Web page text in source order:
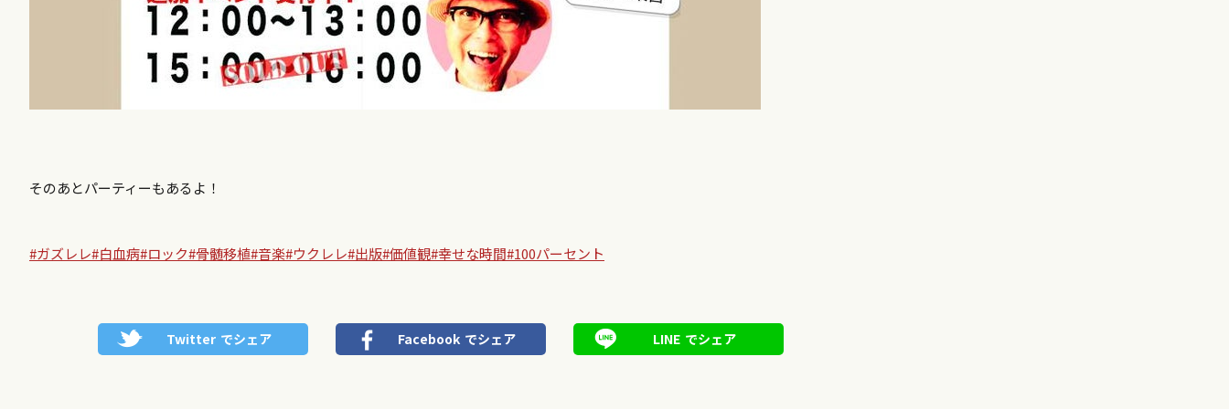
そのあとパーティーもあるよ！
#ガズレレ#白血病#ロック#骨髄移植#音楽#ウクレレ#出版#価値観#幸せな時間#100パーセント
Twitter でシェア Facebook でシェア LINE でシェア